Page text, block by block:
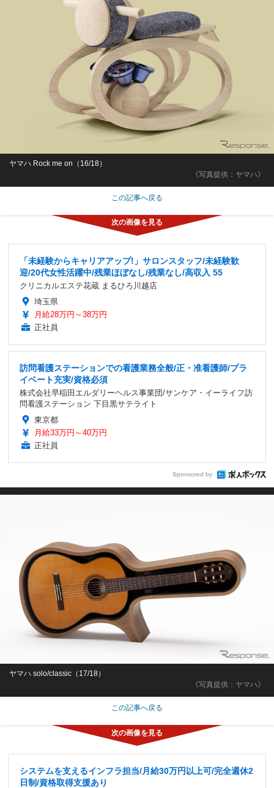
《写真提供：ヤマハ》
ヤマハ Rock me on（16/18）
この記事へ戻る
「未経験からキャリアアップ!」サロンスタッフ/未経験歓
迎/20代女性活躍中/残業ほぼなし/残業なし/高収入 55
クリニカルエステ花蔵 まるひろ川越店
埼玉県
月給28万円～38万円
正社員
訪問看護ステーションでの看護業務全般/正・准看護師/プラ
イベート充実/資格必須
株式会社早稲田エルダリーヘルス事業団/サンケア・イーライフ訪
問看護ステーション 下目黒サテライト
東京都
月給33万円～40万円
正社員
Sponsored by
《写真提供：ヤマハ》
ヤマハ solo/classic（17/18）
この記事へ戻る
システムを支えるインフラ担当/月給30万円以上可/完全週休2
日制/資格取得支援あり